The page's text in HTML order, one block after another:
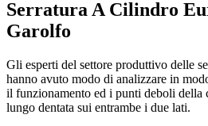
Serratura A Cilindro
Garolfo
Gli esperti del settore produttivo delle
hanno avuto modo di analizzare in
il funzionamento ed i punti deboli della
lungo dentata sui entrambe i due lati.